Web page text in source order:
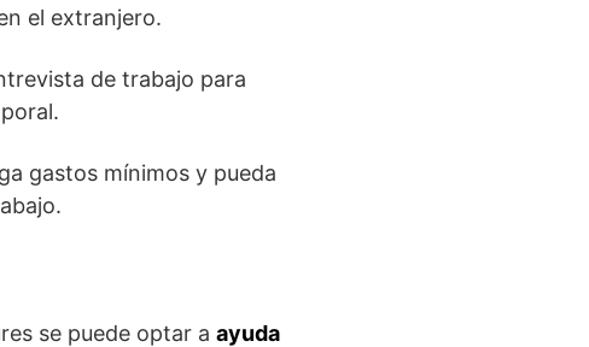
el extranjero.
de trabajo para
gastos mínimos y pueda
se puede optar a ayuda